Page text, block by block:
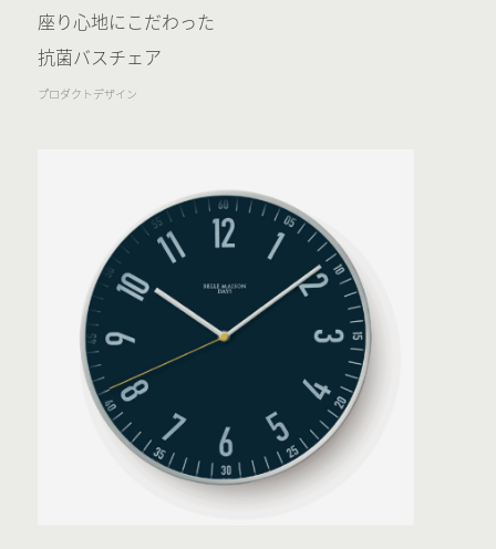
座り心地にこだわった
抗菌バスチェア
プロダクトデザイン